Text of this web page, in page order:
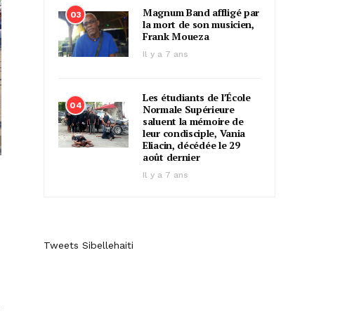
03
Magnum Band affligé par
la mort de son musicien,
Frank Moueza
Il y a 7 ans
04
Les étudiants de l’École
Normale Supérieure
saluent la mémoire de
leur condisciple, Vania
Eliacin, décédée le 29
août dernier
Il y a 7 ans
Tweets Sibellehaiti